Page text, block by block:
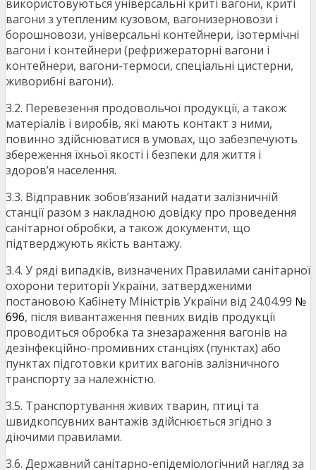
використовуються універсальні криті вагони, криті
вагони з утепленим кузовом, вагонизерновози і
борошновози, універсальні контейнери, ізотермічні
вагони і контейнери (рефрижераторні вагони і
контейнери, вагони-термоси, спеціальні цистерни,
живорибні вагони).
3.2. Перевезення продовольчої продукції, а також
матеріалів і виробів, які мають контакт з ними,
повинно здійснюватися в умовах, що забезпечують
збереження їхньої якості і безпеки для життя і
здоров’я населення.
3.3. Відправник зобов’язаний надати залізничній
станції разом з накладною довідку про проведення
санітарної обробки, а також документи, що
підтверджують якість вантажу.
3.4. У ряді випадків, визначених Правилами санітарної
охорони території України, затвердженими
постановою Кабінету Міністрів України від 24.04.99 №
696, після вивантаження певних видів продукції
проводиться обробка та знезараження вагонів на
дезінфекційно-промивних станціях (пунктах) або
пунктах підготовки критих вагонів залізничного
транспорту за належністю.
3.5. Транспортування живих тварин, птиці та
швидкопсувних вантажів здійснюється згідно з
діючими правилами.
3.6. Державний санітарно-епідеміологічний нагляд за